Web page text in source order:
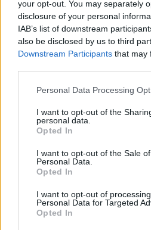
your opt-out. You may separately
disclosure of your personal
IAB’s list of downstream
also be disclosed by us to third
Downstream Participants that may
Personal Data Processing
I want to opt-out of the
personal data.
Opted In
I want to opt-out of the Sale
Personal Data.
Opted In
I want to opt-out of
Personal Data for Targeted
Opted In